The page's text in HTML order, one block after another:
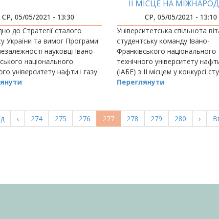
СР, 05/05/2021 - 13:30
до Стратегії сталого
України та вимог Програми
науковці Івано-
національного
університету нафти і газу
дослідження, головним
ІІ МІСЦЕ НА
КОНФЕРЕНЦІЇ З
ЕЛЕКТРОНІКИ
СР, 05/05/2021 - 13:10
Університетська спільнота
студентську команду Івано-
Франківського національного
технічного університету
(ІАБЕ) з ІІ місцем у конкурсі
та молодих фахівців на
Переглянути
Попередня
сторінка
‹ Page
274 Page
275 Page
276
Поточна
сторінка
277 Page
278 Page
279 Page
280 ›